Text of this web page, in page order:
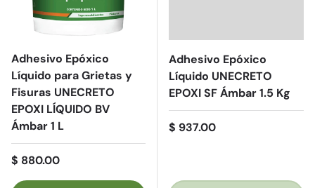
Adhesivo Epóxico
Líquido para Grietas y
Fisuras UNECRETO
EPOXI LÍQUIDO BV
Ámbar 1 L
Precio normal
$ 880.00
Adhesivo Epóxico
Líquido UNECRETO
EPOXI SF Ámbar 1.5 Kg
Precio normal
$ 937.00